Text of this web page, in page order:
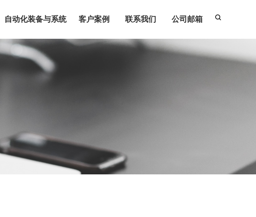
自动化装备与系统 客户案例 联系我们 公司邮箱